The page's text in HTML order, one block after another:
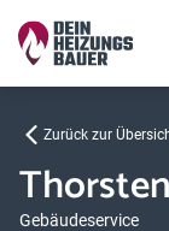
Zurück zur
Gebäudeservice